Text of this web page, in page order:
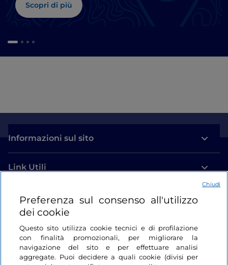
Scopri di più
Informazioni sul sito
Link Utili
Login
Restiamo in contatto
Preferenza sul consenso all'utilizzo
dei cookie
Questo sito utilizza cookie tecnici e di profilazione
con finalità promozionali, per migliorare la
navigazione del sito e per effettuare analisi
aggregate. Puoi decidere a quali cookie (divisi per
Chiudi